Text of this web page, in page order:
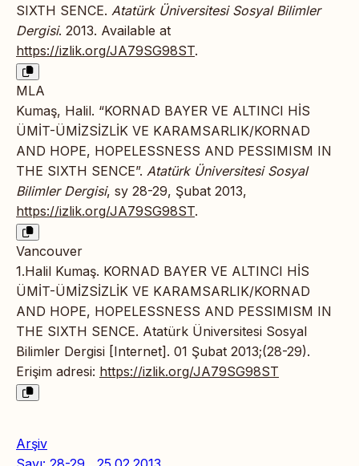
SIXTH SENCE. Atatürk Üniversitesi Sosyal Bilimler
Dergisi. 2013. Available at
https://izlik.org/JA79SG98ST.
MLA
Kumaş, Halil. “KORNAD BAYER VE ALTINCI HİS
ÜMİT-ÜMİZSİZLİK VE KARAMSARLIK/KORNAD
AND HOPE, HOPELESSNESS AND PESSIMISM IN
THE SIXTH SENCE”. Atatürk Üniversitesi Sosyal
Bilimler Dergisi, sy 28-29, Şubat 2013,
https://izlik.org/JA79SG98ST.
Vancouver
1.Halil Kumaş. KORNAD BAYER VE ALTINCI HİS
ÜMİT-ÜMİZSİZLİK VE KARAMSARLIK/KORNAD
AND HOPE, HOPELESSNESS AND PESSIMISM IN
THE SIXTH SENCE. Atatürk Üniversitesi Sosyal
Bilimler Dergisi [Internet]. 01 Şubat 2013;(28-29).
Erişim adresi: https://izlik.org/JA79SG98ST
Arşiv